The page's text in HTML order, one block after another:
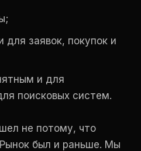
для заявок, покупок и
и для
поисковых систем.
не потому, что
был и раньше. Мы